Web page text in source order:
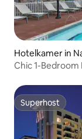
Hotelkamer in
Chic 1-Bedroom
Superhost
Superhost